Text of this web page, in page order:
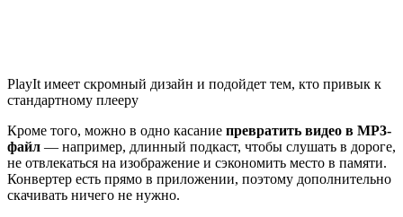
PlayIt имеет скромный дизайн и подойдет тем, кто привык к
стандартному плееру
Кроме того, можно в одно касание превратить видео в MP3-
файл — например, длинный подкаст, чтобы слушать в дороге,
не отвлекаться на изображение и сэкономить место в памяти.
Конвертер есть прямо в приложении, поэтому дополнительно
скачивать ничего не нужно.